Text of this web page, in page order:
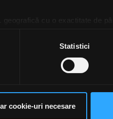
cu o exactitate de
personale și configurați-vă
despre modulele cookie.
de publicitate și de
informații oferite de dvs. sau
Statistici
cookie-uri necesare
Date societate
Cod